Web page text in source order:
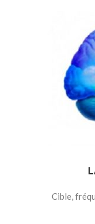
Cible,